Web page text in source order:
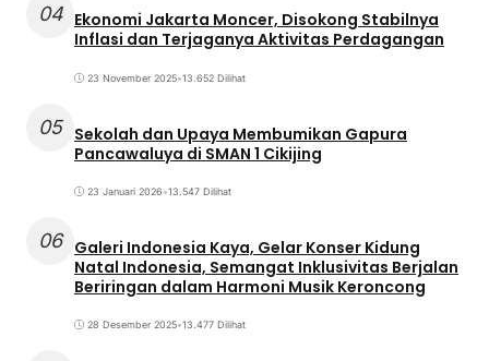
04 Ekonomi Jakarta Moncer, Disokong Stabilnya
Inflasi dan Terjaganya Aktivitas Perdagangan
23 November 2025•13.652 Dilihat
05 Sekolah dan Upaya Membumikan Gapura
Pancawaluya di SMAN 1 Cikijing
23 Januari 2026•13.547 Dilihat
06 Galeri Indonesia Kaya, Gelar Konser Kidung
Natal Indonesia, Semangat Inklusivitas Berjalan
Beriringan dalam Harmoni Musik Keroncong
28 Desember 2025•13.477 Dilihat